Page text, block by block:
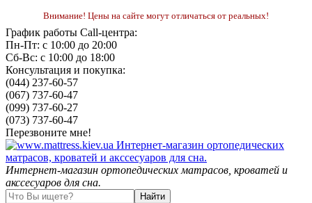
Внимание! Цены на сайте могут отличаться от реальных!
График работы Call-центра:
Пн-Пт: с 10:00 до 20:00
Сб-Вс: с 10:00 до 18:00
Консультация и покупка:
(044) 237-60-57
(067) 737-60-47
(099) 737-60-27
(073) 737-60-47
Перезвоните мне!
Интернет-магазин ортопедических матрасов, кроватей и
акссесуаров для сна.